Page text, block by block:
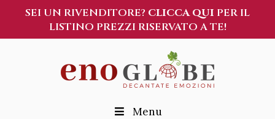
SEI UN RIVENDITORE? CLICCA QUI PER IL
LISTINO PREZZI RISERVATO A TE!
Menu